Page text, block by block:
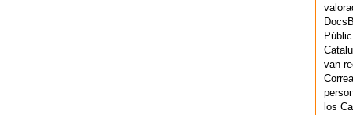
van
los